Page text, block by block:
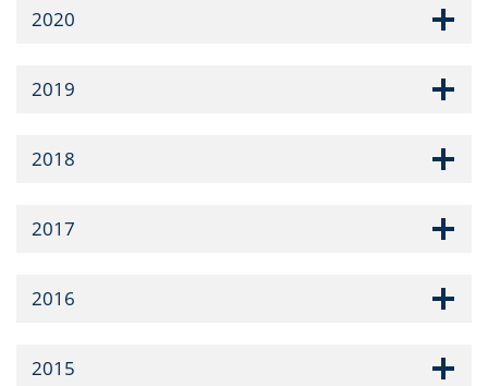
2020
2019
2018
2017
2016
2015